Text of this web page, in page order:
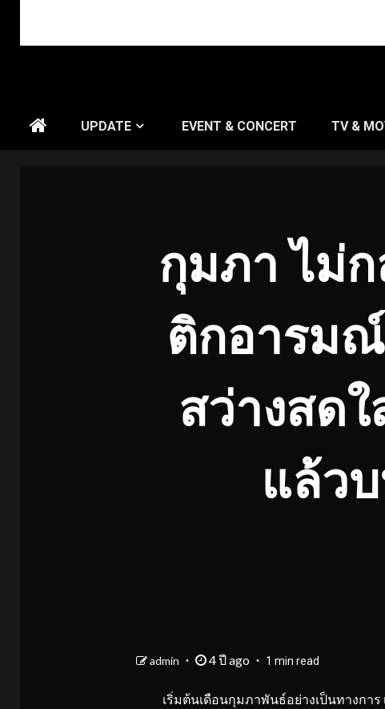
UPDATE EVENT & CONCERT TV &
กุมภา ไม่
ติกอารม
สว่างสด
แล้ว
admin 4 ปี ago 1 min read
เริ่มต้นเดือนกุมภาพันธ์อย่างเป็นทางการ